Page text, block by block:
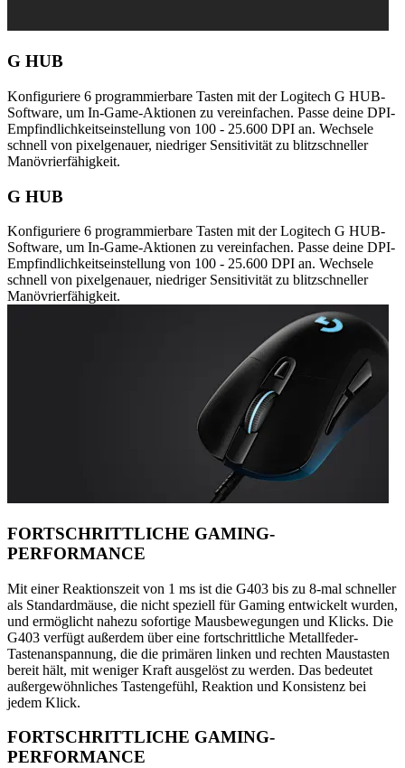
G HUB
Konfiguriere 6 programmierbare Tasten mit der Logitech G HUB-
Software, um In-Game-Aktionen zu vereinfachen. Passe deine DPI-
Empfindlichkeitseinstellung von 100 - 25.600 DPI an. Wechsele
schnell von pixelgenauer, niedriger Sensitivität zu blitzschneller
Manövrierfähigkeit.
G HUB
Konfiguriere 6 programmierbare Tasten mit der Logitech G HUB-
Software, um In-Game-Aktionen zu vereinfachen. Passe deine DPI-
Empfindlichkeitseinstellung von 100 - 25.600 DPI an. Wechsele
schnell von pixelgenauer, niedriger Sensitivität zu blitzschneller
Manövrierfähigkeit.
FORTSCHRITTLICHE GAMING-
PERFORMANCE
Mit einer Reaktionszeit von 1 ms ist die G403 bis zu 8-mal schneller
als Standardmäuse, die nicht speziell für Gaming entwickelt wurden,
und ermöglicht nahezu sofortige Mausbewegungen und Klicks. Die
G403 verfügt außerdem über eine fortschrittliche Metallfeder-
Tastenanspannung, die die primären linken und rechten Maustasten
bereit hält, mit weniger Kraft ausgelöst zu werden. Das bedeutet
außergewöhnliches Tastengefühl, Reaktion und Konsistenz bei
jedem Klick.
FORTSCHRITTLICHE GAMING-
PERFORMANCE